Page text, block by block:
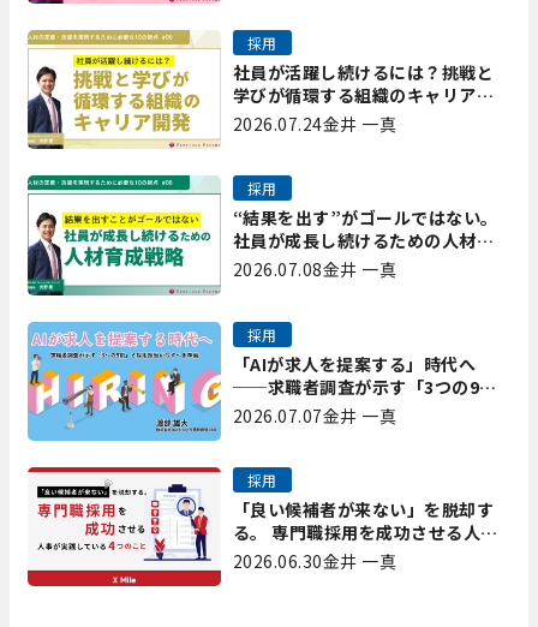
社員が活躍し続けるには？挑戦と
学びが循環する組織のキャリア開
発｜プレシャスパートナーズ矢野
採用
2026.07.24金井 一真
“結果を出す”がゴールではない。
社員が成長し続けるための人材育
成戦略｜プレシャスパートナーズ
採用
2026.07.08金井 一真
「AIが求人を提案する」時代へ
──求職者調査が示す「3つの9
割」と、採用担当が今すべき準備
採用
2026.07.07金井 一真
「良い候補者が来ない」を脱却す
る。 専門職採用を成功させる人事
が実践している4つのこと
採用
2026.06.30金井 一真